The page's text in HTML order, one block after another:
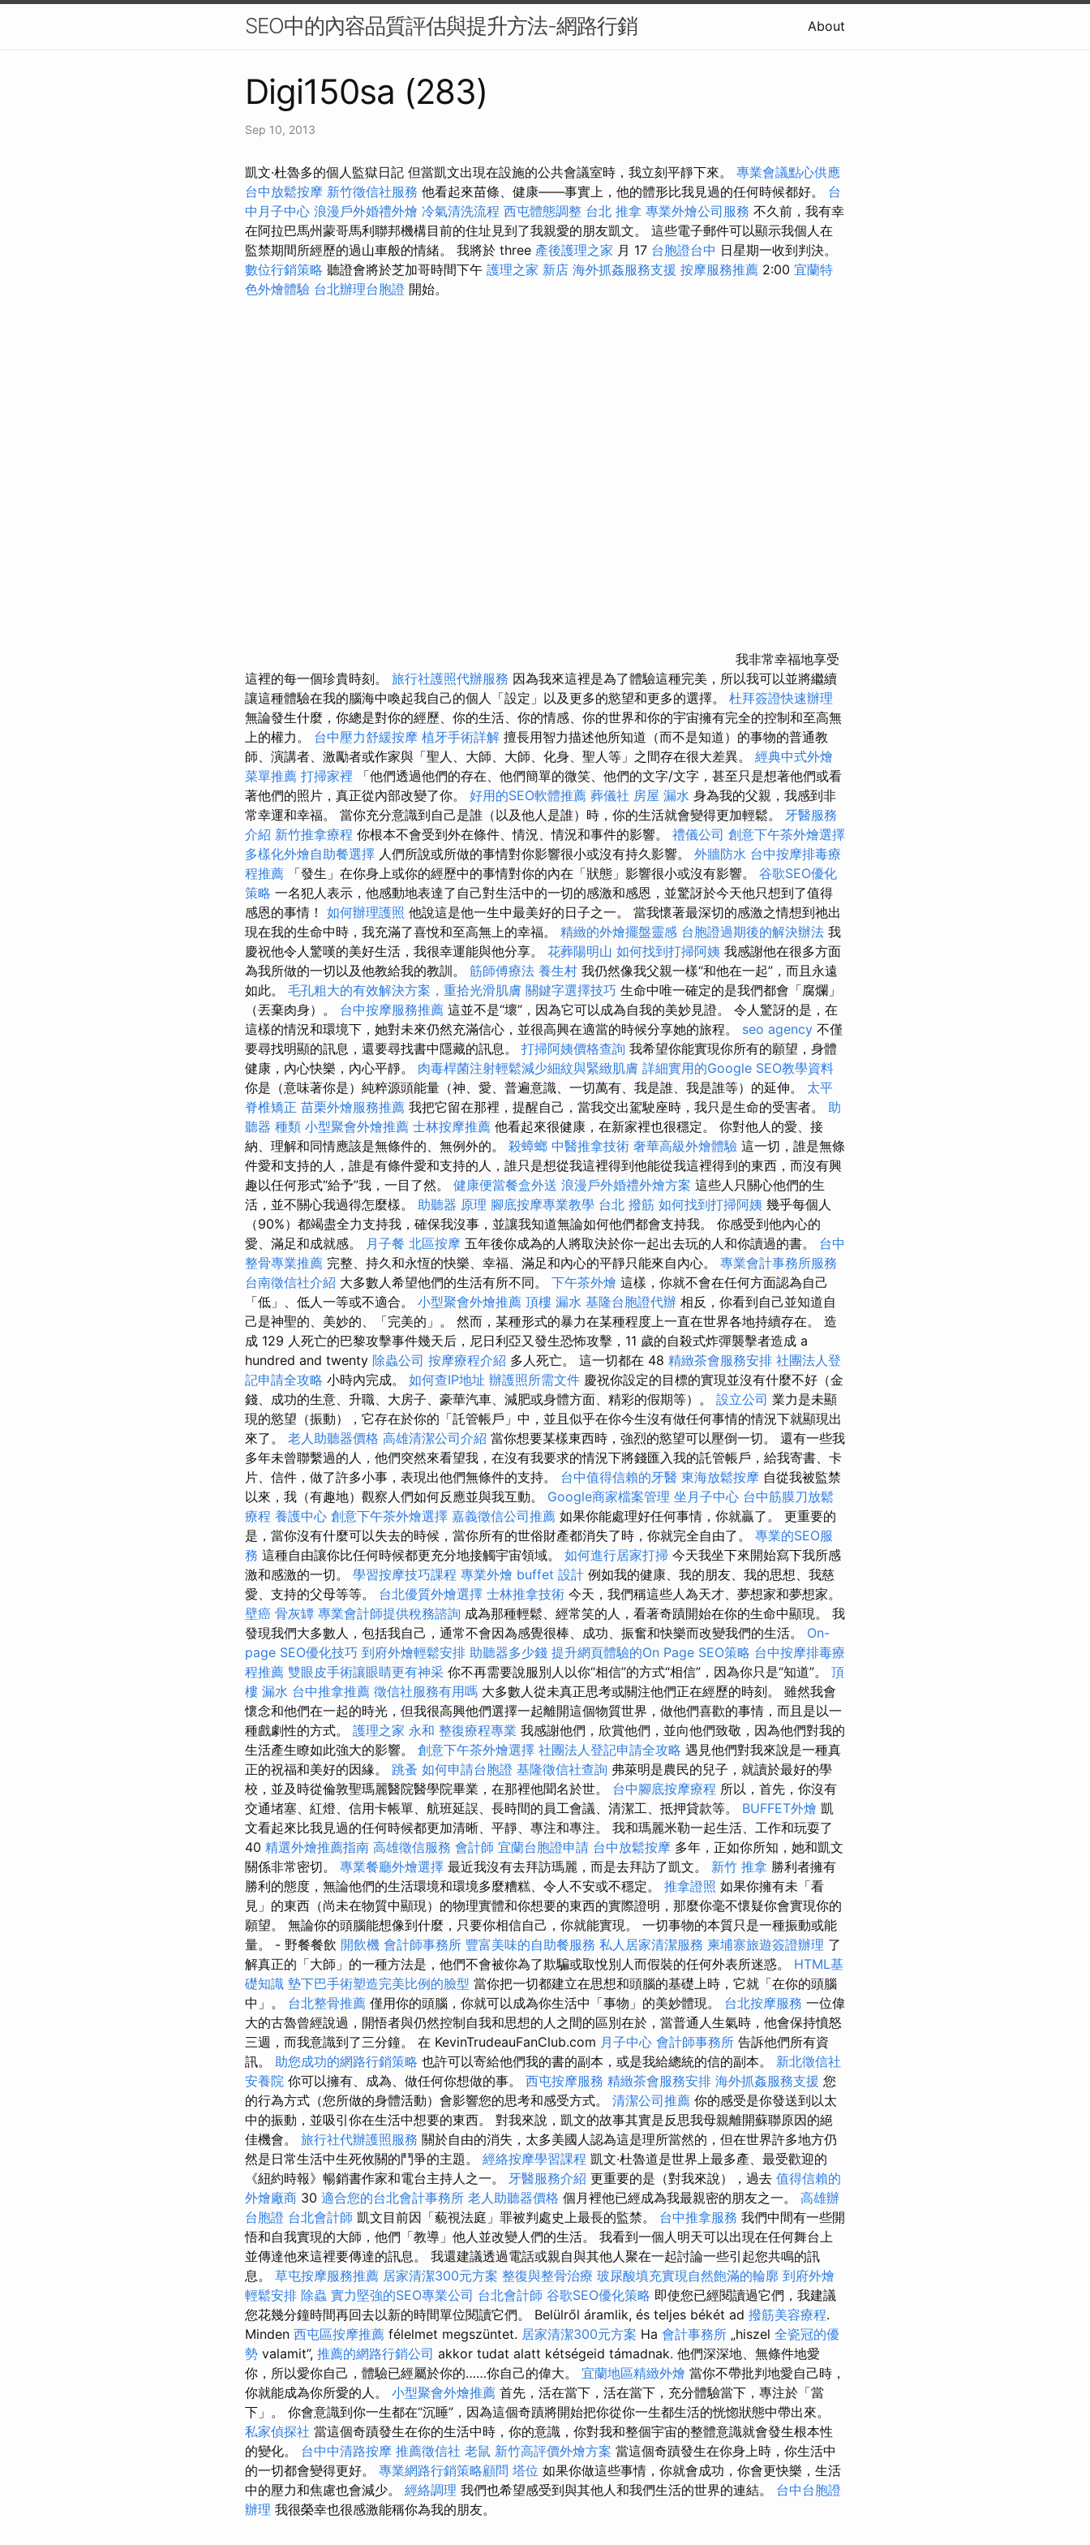
SEO中的內容品質評估與提升方法-網路行銷 About
Digi150sa (283)
Sep 10, 2013
凱文·杜魯多的個人監獄日記 但當凱文出現在設施的公共會議室時，我立刻平靜下來。 專業會議點心供應
台中放鬆按摩 新竹徵信社服務 他看起來苗條、健康——事實上，他的體形比我見過的任何時候都好。 台
中月子中心 浪漫戶外婚禮外燴 冷氣清洗流程 西屯體態調整 台北 推拿 專業外燴公司服務 不久前，我有幸
在阿拉巴馬州蒙哥馬利聯邦機構目前的住址見到了我親愛的朋友凱文。 這些電子郵件可以顯示我個人在
監禁期間所經歷的過山車般的情緒。 我將於 three 產後護理之家 月 17 台胞證台中 日星期一收到判決。
數位行銷策略 聽證會將於芝加哥時間下午 護理之家 新店 海外抓姦服務支援 按摩服務推薦 2:00 宜蘭特
色外燴體驗 台北辦理台胞證 開始。
我非常幸福地享受
這裡的每一個珍貴時刻。 旅行社護照代辦服務 因為我來這裡是為了體驗這種完美，所以我可以並將繼續
讓這種體驗在我的腦海中喚起我自己的個人「設定」以及更多的慾望和更多的選擇。 杜拜簽證快速辦理
無論發生什麼，你總是對你的經歷、你的生活、你的情感、你的世界和你的宇宙擁有完全的控制和至高無
上的權力。 台中壓力舒緩按摩 植牙手術詳解 擅長用智力描述他所知道（而不是知道）的事物的普通教
師、演講者、激勵者或作家與「聖人、大師、大師、化身、聖人等」之間存在很大差異。 經典中式外燴
菜單推薦 打掃家裡 「他們透過他們的存在、他們簡單的微笑、他們的文字/文字，甚至只是想著他們或看
著他們的照片，真正從內部改變了你。 好用的SEO軟體推薦 葬儀社 房屋 漏水 身為我的父親，我感到非
常幸運和幸福。 當你充分意識到自己是誰（以及他人是誰）時，你的生活就會變得更加輕鬆。 牙醫服務
介紹 新竹推拿療程 你根本不會受到外在條件、情況、情況和事件的影響。 禮儀公司 創意下午茶外燴選擇
多樣化外燴自助餐選擇 人們所說或所做的事情對你影響很小或沒有持久影響。 外牆防水 台中按摩排毒療
程推薦
「發生」在你身上或你的經歷中的事情對你的內在「狀態」影響很小或沒有影響。 谷歌SEO優化
策略 一名犯人表示，他感動地表達了自己對生活中的一切的感激和感恩，並驚訝於今天他只想到了值得
感恩的事情！ 如何辦理護照 他說這是他一生中最美好的日子之一。 當我懷著最深切的感激之情想到祂出
現在我的生命中時，我充滿了喜悅和至高無上的幸福。 精緻的外燴擺盤靈感 台胞證過期後的解決辦法 我
慶祝他令人驚嘆的美好生活，我很幸運能與他分享。 花葬陽明山 如何找到打掃阿姨 我感謝他在很多方面
為我所做的一切以及他教給我的教訓。 筋師傅療法 養生村 我仍然像我父親一樣“和他在一起”，而且永遠
如此。 毛孔粗大的有效解決方案，重拾光滑肌膚 關鍵字選擇技巧 生命中唯一確定的是我們都會「腐爛」
（丟棄肉身）。 台中按摩服務推薦 這並不是“壞”，因為它可以成為自我的美妙見證。 令人驚訝的是，在
這樣的情況和環境下，她對未來仍然充滿信心，並很高興在適當的時候分享她的旅程。 seo agency 不僅
要尋找明顯的訊息，還要尋找書中隱藏的訊息。 打掃阿姨價格查詢 我希望你能實現你所有的願望，身體
健康，內心快樂，內心平靜。 肉毒桿菌注射輕鬆減少細紋與緊緻肌膚 詳細實用的Google SEO教學資料
你是（意味著你是）純粹源頭能量（神、愛、普遍意識、一切萬有、我是誰、我是誰等）的延伸。 太平
脊椎矯正 苗栗外燴服務推薦 我把它留在那裡，提醒自己，當我交出駕駛座時，我只是生命的受害者。 助
聽器 種類 小型聚會外燴推薦 士林按摩推薦 他看起來很健康，在新家裡也很穩定。 你對他人的愛、接
納、理解和同情應該是無條件的、無例外的。 殺蟑螂 中醫推拿技術 奢華高級外燴體驗 這一切，誰是無條
件愛和支持的人，誰是有條件愛和支持的人，誰只是想從我這裡得到他能從我這裡得到的東西，而沒有興
趣以任何形式“給予”我，一目了然。 健康便當餐盒外送 浪漫戶外婚禮外燴方案 這些人只關心他們的生
活，並不關心我過得怎麼樣。 助聽器 原理 腳底按摩專業教學 台北 撥筋 如何找到打掃阿姨 幾乎每個人
（90%）都竭盡全力支持我，確保我沒事，並讓我知道無論如何他們都會支持我。 你感受到他內心的
愛、滿足和成就感。
月子餐 北區按摩 五年後你成為的人將取決於你一起出去玩的人和你讀過的書。 台中
整骨專業推薦 完整、持久和永恆的快樂、幸福、滿足和內心的平靜只能來自內心。 專業會計事務所服務
台南徵信社介紹 大多數人希望他們的生活有所不同。 下午茶外燴 這樣，你就不會在任何方面認為自己
「低」、低人一等或不適合。 小型聚會外燴推薦 頂樓 漏水 基隆台胞證代辦 相反，你看到自己並知道自
己是神聖的、美妙的、「完美的」。 然而，某種形式的暴力在某種程度上一直在世界各地持續存在。 造
成 129 人死亡的巴黎攻擊事件幾天后，尼日利亞又發生恐怖攻擊，11 歲的自殺式炸彈襲擊者造成 a
hundred and twenty 除蟲公司 按摩療程介紹 多人死亡。 這一切都在 48 精緻茶會服務安排 社團法人登
記申請全攻略 小時內完成。 如何查IP地址 辦護照所需文件 慶祝你設定的目標的實現並沒有什麼不好（金
錢、成功的生意、升職、大房子、豪華汽車、減肥或身體方面、精彩的假期等）。 設立公司 業力是未顯
現的慾望（振動），它存在於你的「託管帳戶」中，並且似乎在你今生沒有做任何事情的情況下就顯現出
來了。 老人助聽器價格 高雄清潔公司介紹 當你想要某樣東西時，強烈的慾望可以壓倒一切。 還有一些我
多年未曾聯繫過的人，他們突然來看望我，在沒有我要求的情況下將錢匯入我的託管帳戶，給我寄書、卡
片、信件，做了許多小事，表現出他們無條件的支持。 台中值得信賴的牙醫 東海放鬆按摩 自從我被監禁
以來，我（有趣地）觀察人們如何反應並與我互動。 Google商家檔案管理 坐月子中心 台中筋膜刀放鬆
療程 養護中心 創意下午茶外燴選擇 嘉義徵信公司推薦 如果你能處理好任何事情，你就贏了。 更重要的
是，當你沒有什麼可以失去的時候，當你所有的世俗財產都消失了時，你就完全自由了。 專業的SEO服
務 這種自由讓你比任何時候都更充分地接觸宇宙領域。 如何進行居家打掃 今天我坐下來開始寫下我所感
激和感激的一切。 學習按摩技巧課程 專業外燴 buffet 設計 例如我的健康、我的朋友、我的思想、我慈
愛、支持的父母等等。 台北優質外燴選擇 士林推拿技術 今天，我們稱這些人為天才、夢想家和夢想家。
壁癌 骨灰罈 專業會計師提供稅務諮詢 成為那種輕鬆、經常笑的人，看著奇蹟開始在你的生命中顯現。 我
發現我們大多數人，包括我自己，通常不會因為感覺很棒、成功、振奮和快樂而改變我們的生活。 On-
page SEO優化技巧 到府外燴輕鬆安排 助聽器多少錢 提升網頁體驗的On Page SEO策略 台中按摩排毒療
程推薦 雙眼皮手術讓眼睛更有神采 你不再需要說服別人以你“相信”的方式“相信”，因為你只是“知道”。 頂
樓 漏水 台中推拿推薦 徵信社服務有用嗎 大多數人從未真正思考或關注他們正在經歷的時刻。 雖然我會
懷念和他們在一起的時光，但我很高興他們選擇一起離開這個物質世界，做他們喜歡的事情，而且是以一
種戲劇性的方式。 護理之家 永和 整復療程專業 我感謝他們，欣賞他們，並向他們致敬，因為他們對我的
生活產生瞭如此強大的影響。 創意下午茶外燴選擇 社團法人登記申請全攻略 遇見他們對我來說是一種真
正的祝福和美好的因緣。 跳蚤 如何申請台胞證 基隆徵信社查詢 弗萊明是農民的兒子，就讀於最好的學
校，並及時從倫敦聖瑪麗醫院醫學院畢業，在那裡他聞名於世。 台中腳底按摩療程 所以，首先，你沒有
交通堵塞、紅燈、信用卡帳單、航班延誤、長時間的員工會議、清潔工、抵押貸款等。 BUFFET外燴 凱
文看起來比我見過的任何時候都更加清晰、平靜、專注和專注。 我和瑪麗米勒一起生活、工作和玩耍了
40 精選外燴推薦指南 高雄徵信服務 會計師 宜蘭台胞證申請 台中放鬆按摩 多年，正如你所知，她和凱文
關係非常密切。 專業餐廳外燴選擇 最近我沒有去拜訪瑪麗，而是去拜訪了凱文。 新竹 推拿 勝利者擁有
勝利的態度，無論他們的生活環境和環境多麼糟糕、令人不安或不穩定。 推拿證照 如果你擁有未「看
見」的東西（尚未在物質中顯現）的物理實體和你想要的東西的實際證明，那麼你毫不懷疑你會實現你的
願望。 無論你的頭腦能想像到什麼，只要你相信自己，你就能實現。 一切事物的本質只是一種振動或能
量。 - 野餐餐飲 開飲機 會計師事務所 豐富美味的自助餐服務 私人居家清潔服務 柬埔寨旅遊簽證辦理 了
解真正的「大師」的一種方法是，他們不會被你為了欺騙或取悅別人而假裝的任何外表所迷惑。 HTML基
礎知識 墊下巴手術塑造完美比例的臉型 當你把一切都建立在思想和頭腦的基礎上時，它就「在你的頭腦
中」。 台北整骨推薦 僅用你的頭腦，你就可以成為你生活中「事物」的美妙體現。 台北按摩服務 一位偉
大的古魯曾經說過，開悟者與仍然控制自我和思想的人之間的區別在於，當普通人生氣時，他會保持憤怒
三週，而我意識到了三分鐘。 在 KevinTrudeauFanClub.com 月子中心 會計師事務所 告訴他們所有資
訊。 助您成功的網路行銷策略 也許可以寄給他們我的書的副本，或是我給總統的信的副本。 新北徵信社
安養院 你可以擁有、成為、做任何你想做的事。 西屯按摩服務 精緻茶會服務安排 海外抓姦服務支援 您
的行為方式（您所做的身體活動）會影響您的思考和感受方式。 清潔公司推薦 你的感受是你發送到以太
中的振動，並吸引你在生活中想要的東西。 對我來說，凱文的故事其實是反思我母親離開蘇聯原因的絕
佳機會。 旅行社代辦護照服務 關於自由的消失，太多美國人認為這是理所當然的，但在世界許多地方仍
然是日常生活中生死攸關的鬥爭的主題。 經絡按摩學習課程 凱文·杜魯道是世界上最多產、最受歡迎的
《紐約時報》暢銷書作家和電台主持人之一。 牙醫服務介紹 更重要的是（對我來說），過去 值得信賴的
外燴廠商 30 適合您的台北會計事務所 老人助聽器價格 個月裡他已經成為我最親密的朋友之一。 高雄辦
台胞證 台北會計師 凱文目前因「藐視法庭」罪被判處史上最長的監禁。 台中推拿服務 我們中間有一些開
悟和自我實現的大師，他們「教導」他人並改變人們的生活。 我看到一個人明天可以出現在任何舞台上
並傳達他來這裡要傳達的訊息。 我還建議透過電話或親自與其他人聚在一起討論一些引起您共鳴的訊
息。 草屯按摩服務推薦 居家清潔300元方案 整復與整骨治療 玻尿酸填充實現自然飽滿的輪廓 到府外燴
輕鬆安排 除蟲 實力堅強的SEO專業公司 台北會計師 谷歌SEO優化策略 即使您已經閱讀過它們，我建議
您花幾分鐘時間再回去以新的時間單位閱讀它們。 Belülről áramlik, és teljes békét ad 撥筋美容療程.
Minden 西屯區按摩推薦 félelmet megszüntet. 居家清潔300元方案 Ha 會計事務所 „hiszel 全瓷冠的優
勢 valamit”, 推薦的網路行銷公司 akkor tudat alatt kétségeid támadnak. 他們深深地、無條件地愛
你，所以愛你自己，體驗已經屬於你的……你自己的偉大。 宜蘭地區精緻外燴 當你不帶批判地愛自己時，
你就能成為你所愛的人。 小型聚會外燴推薦 首先，活在當下，活在當下，充分體驗當下，專注於「當
下」。 你會意識到你一生都在“沉睡”，因為這個奇蹟將開始把你從你一生都生活的恍惚狀態中帶出來。
私家偵探社 當這個奇蹟發生在你的生活中時，你的意識，你對我和整個宇宙的整體意識就會發生根本性
的變化。 台中中清路按摩 推薦徵信社 老鼠 新竹高評價外燴方案 當這個奇蹟發生在你身上時，你生活中
的一切都會變得更好。 專業網路行銷策略顧問 塔位 如果你做這些事情，你就會成功，你會更快樂，生活
中的壓力和焦慮也會減少。 經絡調理 我們也希望感受到與其他人和我們生活的世界的連結。 台中台胞證
辦理 我很榮幸也很感激能稱你為我的朋友。